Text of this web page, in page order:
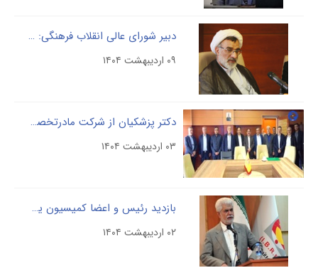
دبیر شورای عالی انقلاب فرهنگی: احداث پالایشگاه ملی پلاسما؛ ضرورتی استراتژیک برای ایران
۰۹ اردیبهشت ۱۴۰۴
دکتر پزشکیان از شرکت مادرتخصصی پالایش و پژوهش خون بازدید نمودند
۰۳ اردیبهشت ۱۴۰۴
بازدید رئیس و اعضا کمیسیون یهداشت درمان مجلس از شرکت